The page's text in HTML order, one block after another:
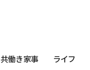
共働き家事 ライフ